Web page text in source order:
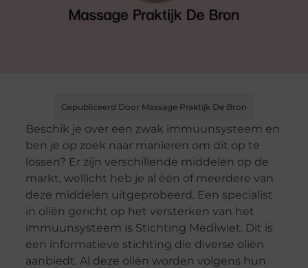
Gepubliceerd Door Massage Praktijk De Bron
Beschik je over een zwak immuunsysteem en
ben je op zoek naar manieren om dit op te
lossen? Er zijn verschillende middelen op de
markt, wellicht heb je al één of meerdere van
deze middelen uitgeprobeerd. Een specialist
in oliën gericht op het versterken van het
immuunsysteem is Stichting Mediwiet. Dit is
een informatieve stichting die diverse oliën
aanbiedt. Al deze oliën worden volgens hun